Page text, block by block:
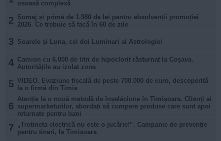
osoasă complexă
2 Șomaj și primă de 1.980 de lei pentru absolvenții promoției
2026. Ce trebuie să facă în 60 de zile
3 Soarele și Luna, cei doi Luminari ai Astrologiei
4 Camion cu 6.000 de litri de hipoclorit răsturnat la Coșava.
Autoritățile au izolat zona
5 VIDEO. Evaziune fiscală de peste 700.000 de euro, descoperită
la o firmă din Timiș
6
Atenție la o nouă metodă de înșelăciune în Timișoara. Clienți ai
supermarketurilor, abordați să cumpere produse care sunt apoi
returnate pentru bani
7 „Trotineta electrică nu este o jucărie!”. Campanie de prevenție
pentru tineri, la Timișoara